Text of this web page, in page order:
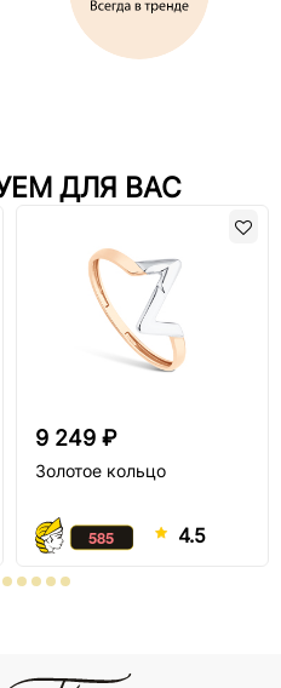
ДЛЯ ВАС
9 249 ₽
Золотое кольцо
4.5